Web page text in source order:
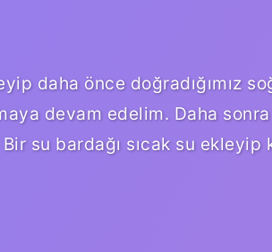
daha önce doğradığımız
devam edelim. Daha
su bardağı sıcak su ekleyip